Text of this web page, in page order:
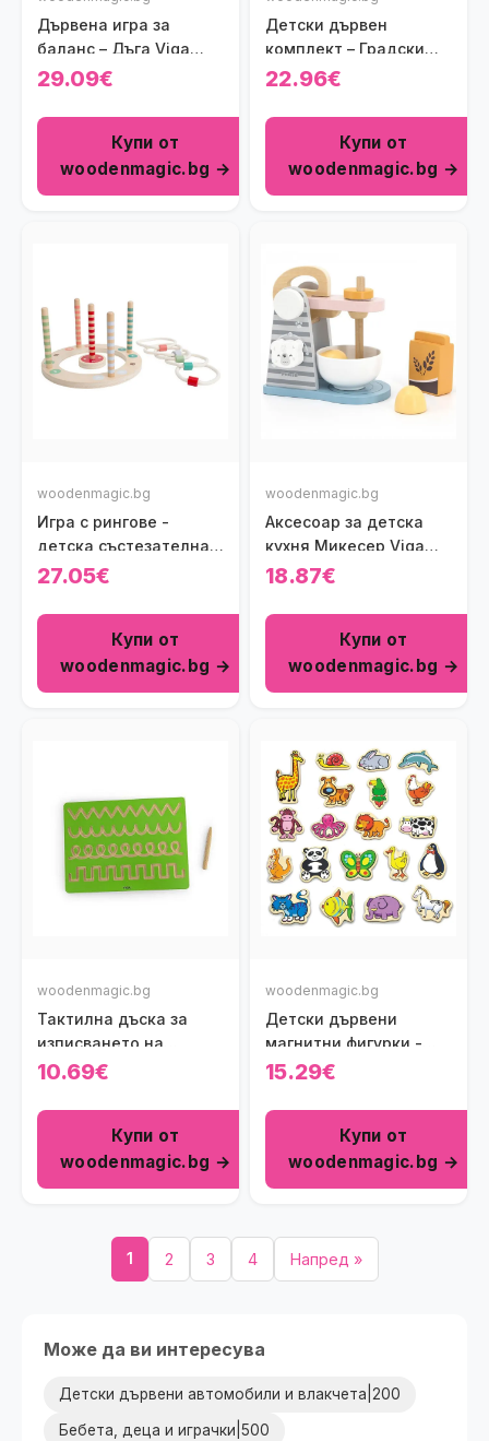
Дървена игра за
баланс – Дъга Viga
toys
29.09€
Купи от
woodenmagic.bg →
Детски дървен
комплект – Градски
автомобили с пътни
22.96€
Купи от
woodenmagic.bg →
woodenmagic.bg
Игра с рингове -
детска състезателна
игра BS Toys
27.05€
Купи от
woodenmagic.bg →
woodenmagic.bg
Аксесоар за детска
кухня Микесер Viga
toys
18.87€
Купи от
woodenmagic.bg →
woodenmagic.bg
Тактилна дъска за
изписването на
графични модели
10.69€
Купи от
woodenmagic.bg →
woodenmagic.bg
Детски дървени
магнитни фигурки -
Животни Viga toys
15.29€
Купи от
woodenmagic.bg →
1 2 3 4 Напред »
Може да ви интересува
Детски дървени автомобили и влакчета|200
Бебета, деца и играчки|500